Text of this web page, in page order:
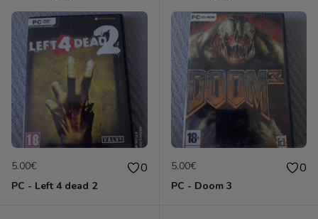
5.00€ 0
PC - Left 4 dead 2
5.00€ 0
PC - Doom 3